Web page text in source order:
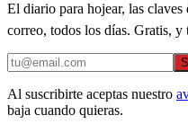
El diario para hojear, las
correo, todos los días. Gratis, y
Al suscribirte aceptas nuestro
baja cuando quieras.